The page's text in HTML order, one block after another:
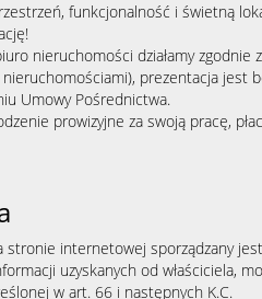
funkcjonalność i świetną
nieruchomości działamy zgodnie
prezentacja jest
Umowy Pośrednictwa.
prowizyjne za swoją pracę,
stronie internetowej sporządzany
uzyskanych od właściciela,
w art. 66 i następnych K.C.